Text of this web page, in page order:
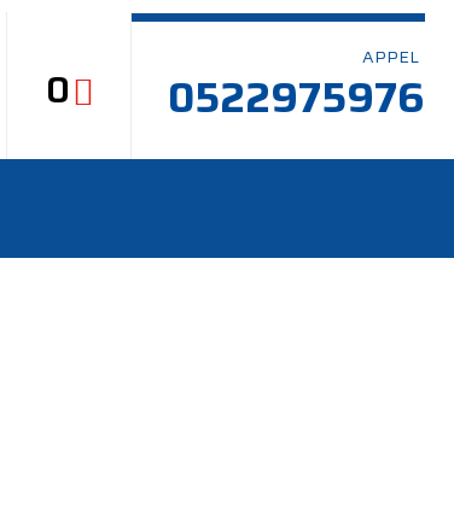
0
APPEL
0522975976